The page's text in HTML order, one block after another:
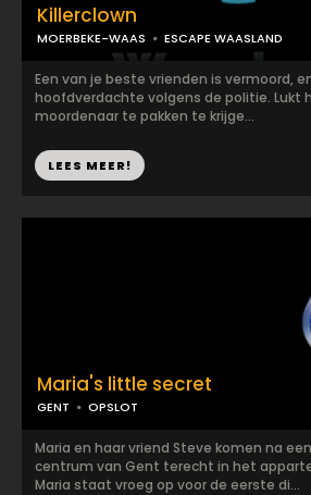
Killerclown
MOERBEKE-WAAS ESCAPE WAASLAND
Een van je beste vrienden is vermoord,
hoofdverdachte volgens de politie. Lukt
moordenaar te pakken te krijge...
LEES MEER!
Maria's little secret
GENT OPSLOT
Maria en haar vriend Steve komen na
centrum van Gent terecht in het
Maria staat vroeg op voor de eerste di...